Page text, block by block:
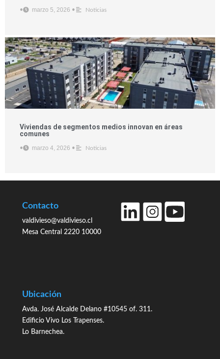
• marzo 5, 2026 • Noticias
Viviendas de segmentos medios innovan en áreas
comunes
• marzo 4, 2026 • Noticias
Contacto
valdivieso@valdivieso.cl
Mesa Central 2220 10000
Ubicación
Avda. José Alcalde Delano #10545 of. 311.
Edificio Vivo Los Trapenses.
Lo Barnechea.